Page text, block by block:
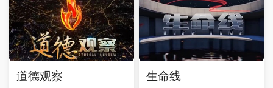
道德观察 生命线